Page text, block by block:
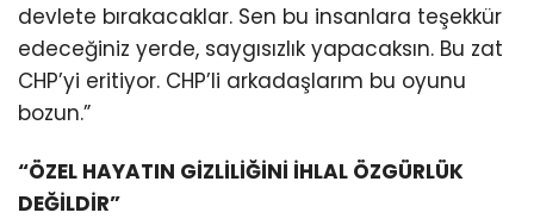
devlete bırakacaklar. Sen bu insanlara teşekkür
edeceğiniz yerde, saygısızlık yapacaksın. Bu zat
CHP’yi eritiyor. CHP’li arkadaşlarım bu oyunu
bozun.”
“ÖZEL HAYATIN GİZLİLİĞİNİ İHLAL ÖZGÜRLÜK
DEĞİLDİR”